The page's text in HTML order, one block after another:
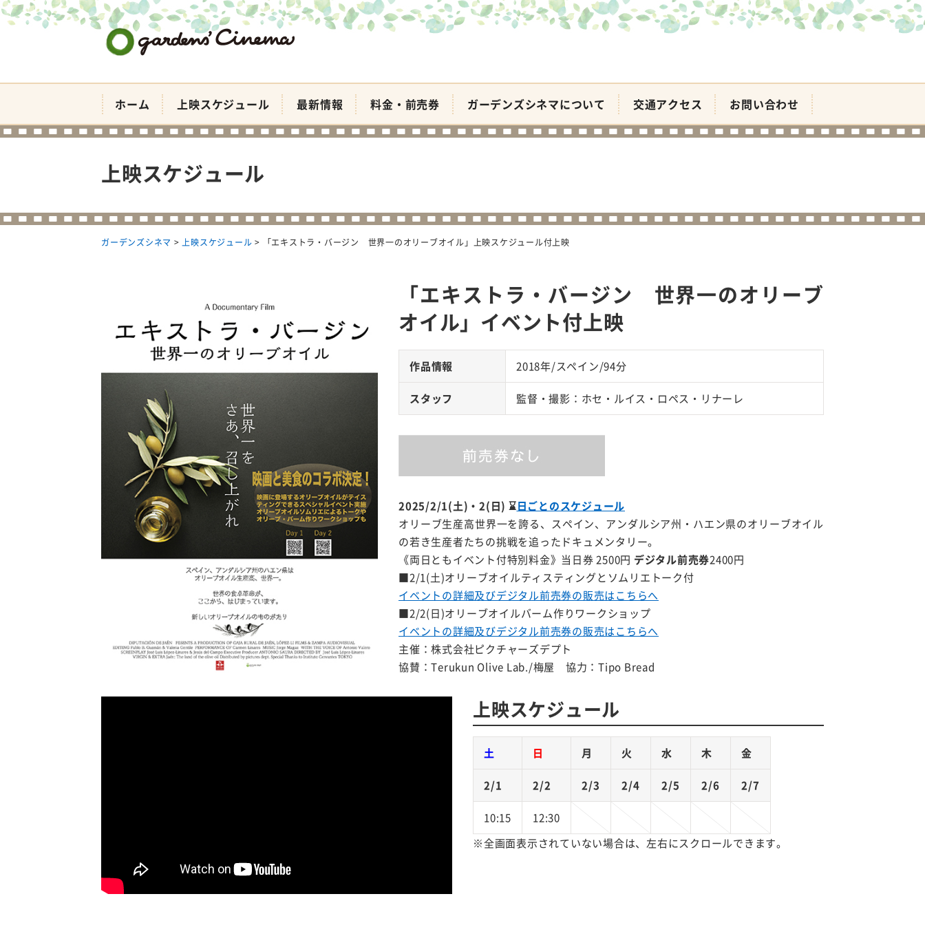
ホーム 上映スケジュール 最新情報 料金・前売券 ガーデンズシネマについて 交通アクセス お問い合わせ
上映スケジュール
ガーデンズシネマ >上映スケジュール > 「エキストラ・バージン 世界一のオリーブオイル」上映スケジュール付上映
「エキストラ・バージン 世界一のオリーブ
オイル」イベント付上映
作品情報 2018年/スペイン/94分
スタッフ 監督・撮影：ホセ・ルイス・ロペス・リナーレ
2025/2/1(土)・2(日) ⌛日ごとのスケジュール
オリーブ生産高世界一を誇る、スペイン、アンダルシア州・ハエン県のオリーブオイル
の若き生産者たちの挑戦を追ったドキュメンタリー。
《両日ともイベント付特別料金》当日券 2500円 デジタル前売券2400円
■2/1(土)オリーブオイルティスティングとソムリエトーク付
イベントの詳細及びデジタル前売券の販売はこちらへ
■2/2(日)オリーブオイルバーム作りワークショップ
イベントの詳細及びデジタル前売券の販売はこちらへ
主催：株式会社ピクチャーズデプト
協賛：Terukun Olive Lab./梅屋 協力：Tipo Bread
上映スケジュール
土 日 月 火 水 木 金
2/1 2/2 2/3 2/4 2/5 2/6 2/7
10:15
12:30
※全画面表示されていない場合は、左右にスクロールできます。